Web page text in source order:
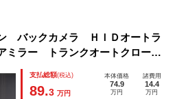
バックカメラ ＨＩＤオートラ
ミラー トランクオートクロージ
オートエアコン オートクルー
支払総額(税込)
89.3 万円
本体価格
74.9
万円
諸費用
14.4
万円